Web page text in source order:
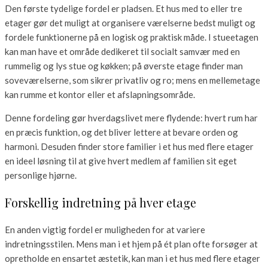
Den første tydelige fordel er pladsen. Et hus med to eller tre
etager gør det muligt at organisere værelserne bedst muligt og
fordele funktionerne på en logisk og praktisk måde. I stueetagen
kan man have et område dedikeret til socialt samvær med en
rummelig og lys stue og køkken; på øverste etage finder man
soveværelserne, som sikrer privatliv og ro; mens en mellemetage
kan rumme et kontor eller et afslapningsområde.
Denne fordeling gør hverdagslivet mere flydende: hvert rum har
en præcis funktion, og det bliver lettere at bevare orden og
harmoni. Desuden finder store familier i et hus med flere etager
en ideel løsning til at give hvert medlem af familien sit eget
personlige hjørne.
Forskellig indretning på hver etage
En anden vigtig fordel er muligheden for at variere
indretningsstilen. Mens man i et hjem på ét plan ofte forsøger at
opretholde en ensartet æstetik, kan man i et hus med flere etager